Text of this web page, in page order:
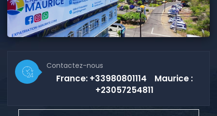
Contactez-nous
France: +33980801114 Maurice :
+23057254811